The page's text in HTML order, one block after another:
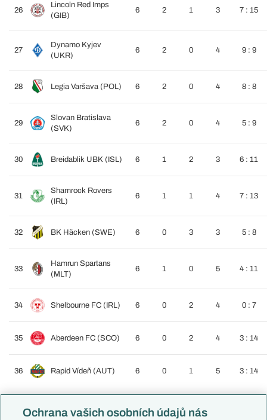
26
Lincoln Red Imps
(GIB)
6 2 1 3 7 : 15
27
Dynamo Kyjev
(UKR)
6 2 0 4 9 : 9
28 Legia Varšava (POL) 6 2 0 4 8 : 8
29
Slovan Bratislava
(SVK)
6 2 0 4 5 : 9
30 Breidablik UBK (ISL) 6 1 2 3 6 : 11
31
Shamrock Rovers
(IRL)
6 1 1 4 7 : 13
32 BK Häcken (SWE) 6 0 3 3 5 : 8
33
Hamrun Spartans
(MLT)
6 1 0 5 4 : 11
34 Shelbourne FC (IRL) 6 0 2 4 0 : 7
35 Aberdeen FC (SCO) 6 0 2 4 3 : 14
36 Rapid Vídeň (AUT) 6 0 1 5 3 : 14
Ochrana vašich osobních údajů nás